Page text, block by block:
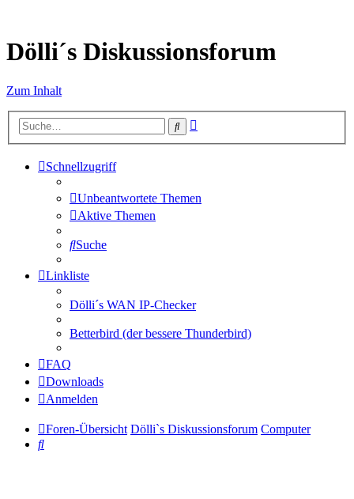
Dölli´s Diskussionsforum
Zum Inhalt
Suche
Schnellzugriff
Unbeantwortete Themen
Aktive Themen
Suche
Linkliste
Dölli´s WAN IP-Checker
Betterbird (der bessere Thunderbird)
FAQ
Downloads
Anmelden
Foren-Übersicht Dölli`s Diskussionsforum Computer
Suche